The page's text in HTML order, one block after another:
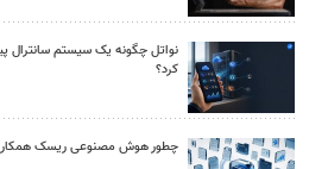
نواتل چگونه یک سیستم سانترال
کرد؟
چطور هوش مصنوعی ریسک